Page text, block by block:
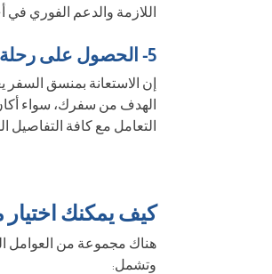
اللازمة والدعم الفوري
5- الحصول على رحلة عمل سلسة:
إن الاستعانة بمنسق السفر
الهدف من سفرك، سواء أكان
التعامل مع كافة التفاصيل
كيف يمكنك
هناك مجموعة من العوامل
وتشمل: